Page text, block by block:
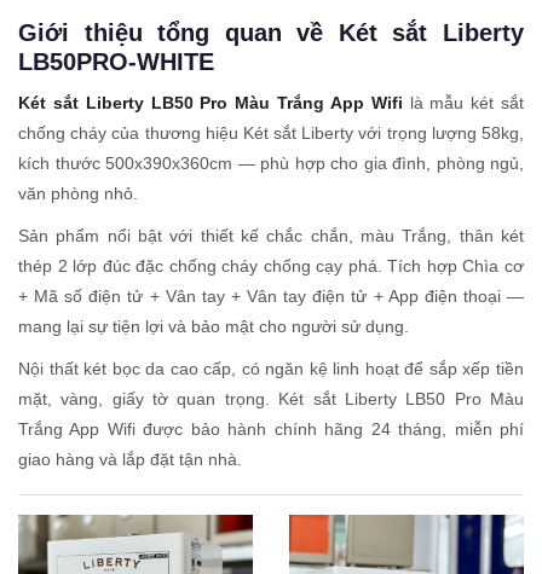
Giới thiệu tổng quan về Két sắt Liberty
LB50PRO-WHITE
Két sắt Liberty LB50 Pro Màu Trắng App Wifi là mẫu két sắt
chống cháy của thương hiệu Két sắt Liberty với trọng lượng 58kg,
kích thước 500x390x360cm — phù hợp cho gia đình, phòng ngủ,
văn phòng nhỏ.
Sản phẩm nổi bật với thiết kế chắc chắn, màu Trắng, thân két
thép 2 lớp đúc đặc chống cháy chống cạy phá. Tích hợp Chìa cơ
+ Mã số điện tử + Vân tay + Vân tay điện tử + App điện thoại —
mang lại sự tiện lợi và bảo mật cho người sử dụng.
Nội thất két bọc da cao cấp, có ngăn kệ linh hoạt để sắp xếp tiền
mặt, vàng, giấy tờ quan trọng. Két sắt Liberty LB50 Pro Màu
Trắng App Wifi được bảo hành chính hãng 24 tháng, miễn phí
giao hàng và lắp đặt tận nhà.